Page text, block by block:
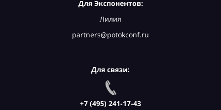
Для Экспонентов:
Лилия
partners@potokconf.ru
Для связи:
+7 (495) 241-17-43